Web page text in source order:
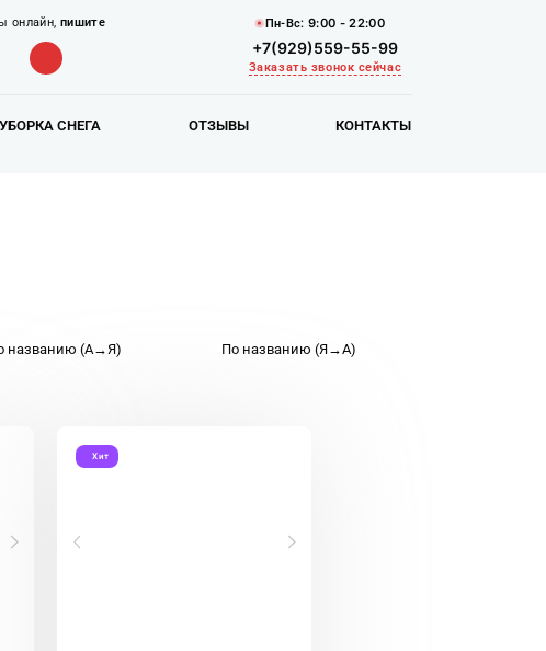
онлайн, пишите Пн-Вс:9:00 - 22:00
+7(929)559-55-99
Заказать звонок сейчас
СНЕГА ОТЗЫВЫ КОНТАКТЫ
названию (А→Я) По названию (Я→А)
Хит